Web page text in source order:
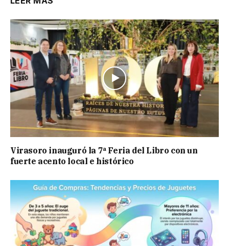
Virasoro inauguró la 7ª Feria del Libro con un
fuerte acento local e histórico